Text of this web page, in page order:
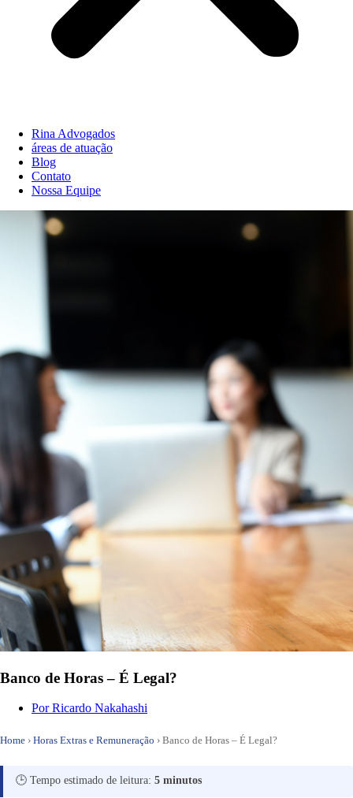
Rina Advogados
áreas de atuação
Blog
Contato
Nossa Equipe
Banco de Horas – É Legal?
PorRicardo Nakahashi
Home › Horas Extras e Remuneração › Banco de Horas – É Legal?
🕒 Tempo estimado de leitura: 5 minutos